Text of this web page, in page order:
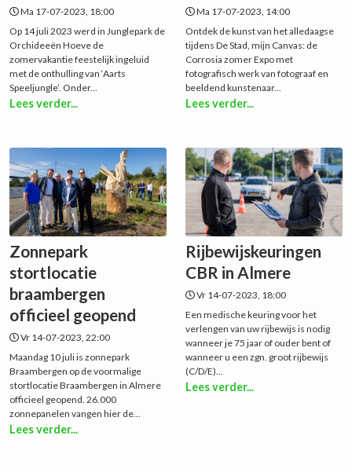
Ma 17-07-2023, 18:00
Op 14 juli 2023 werd in Junglepark de
Orchideeën Hoeve de
zomervakantie feestelijk ingeluid
met de onthulling van ‘Aarts
Speeljungle’. Onder...
Lees verder...
Ma 17-07-2023, 14:00
Ontdek de kunst van het alledaagse
tijdens De Stad, mijn Canvas: de
Corrosia zomer Expo met
fotografisch werk van fotograaf en
beeldend kunstenaar...
Lees verder...
Zonnepark
stortlocatie
braambergen
officieel geopend
Vr 14-07-2023, 22:00
Maandag 10 juli is zonnepark
Braambergen op de voormalige
stortlocatie Braambergen in Almere
officieel geopend. 26.000
zonnepanelen vangen hier de...
Lees verder...
Rijbewijskeuringen
CBR in Almere
Vr 14-07-2023, 18:00
Een medische keuring voor het
verlengen van uw rijbewijs is nodig
wanneer je 75 jaar of ouder bent of
wanneer u een zgn. groot rijbewijs
(C/D/E)...
Lees verder...